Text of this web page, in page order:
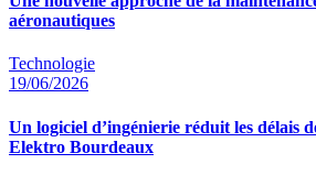
aéronautiques
Technologie
19/06/2026
Un logiciel d’ingénierie réduit les délais
Elektro Bourdeaux